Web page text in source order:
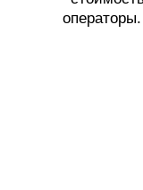
операторы.